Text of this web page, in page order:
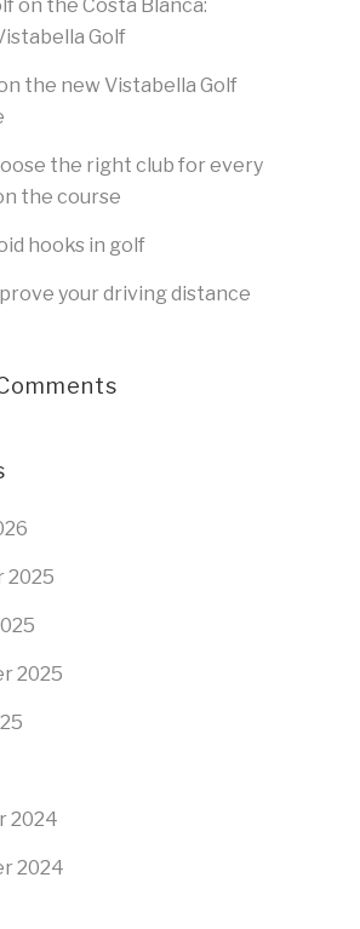
on the Costa Blanca:
Golf
the new Vistabella Golf
the right club for every
the course
hooks in golf
your driving distance
2025
2025
2024
2024